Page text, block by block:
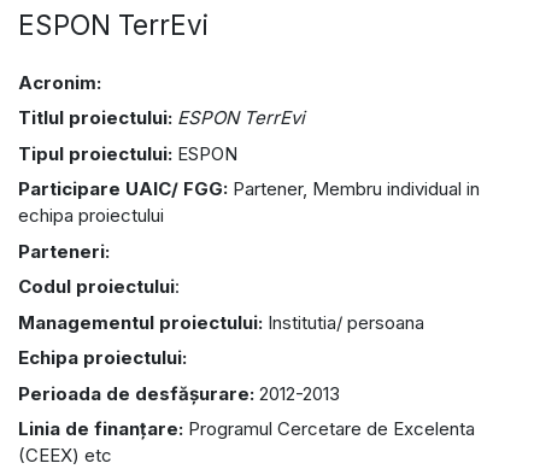
ESPON TerrEvi
Acronim:
Titlul proiectului: ESPON TerrEvi
Tipul proiectului: ESPON
Participare UAIC/ FGG: Partener, Membru individual in
echipa proiectului
Parteneri:
Codul proiectului:
Managementul proiectului: Institutia/ persoana
Echipa proiectului:
Perioada de desfășurare: 2012-2013
Linia de finanțare: Programul Cercetare de Excelenta
(CEEX) etc